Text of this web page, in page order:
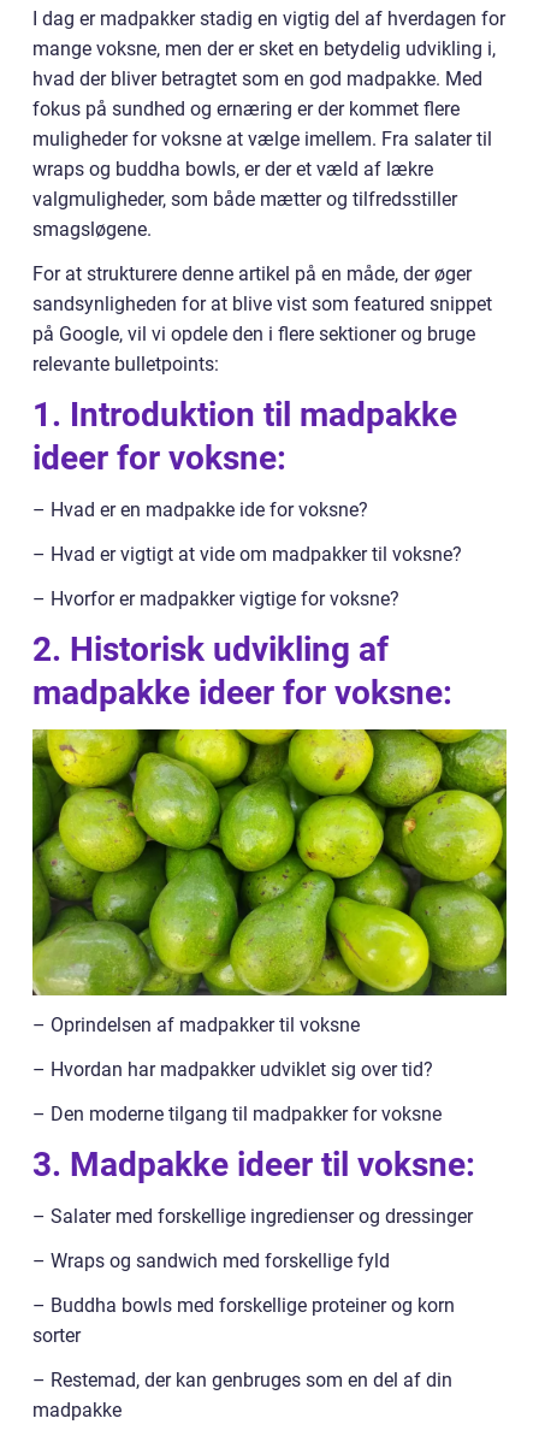
I dag er madpakker stadig en vigtig del af hverdagen for
mange voksne, men der er sket en betydelig udvikling i,
hvad der bliver betragtet som en god madpakke. Med
fokus på sundhed og ernæring er der kommet flere
muligheder for voksne at vælge imellem. Fra salater til
wraps og buddha bowls, er der et væld af lækre
valgmuligheder, som både mætter og tilfredsstiller
smagsløgene.
For at strukturere denne artikel på en måde, der øger
sandsynligheden for at blive vist som featured snippet
på Google, vil vi opdele den i flere sektioner og bruge
relevante bulletpoints:
1. Introduktion til madpakke
ideer for voksne:
– Hvad er en madpakke ide for voksne?
– Hvad er vigtigt at vide om madpakker til voksne?
– Hvorfor er madpakker vigtige for voksne?
2. Historisk udvikling af
madpakke ideer for voksne:
– Oprindelsen af madpakker til voksne
– Hvordan har madpakker udviklet sig over tid?
– Den moderne tilgang til madpakker for voksne
3. Madpakke ideer til voksne:
– Salater med forskellige ingredienser og dressinger
– Wraps og sandwich med forskellige fyld
– Buddha bowls med forskellige proteiner og korn
sorter
– Restemad, der kan genbruges som en del af din
madpakke